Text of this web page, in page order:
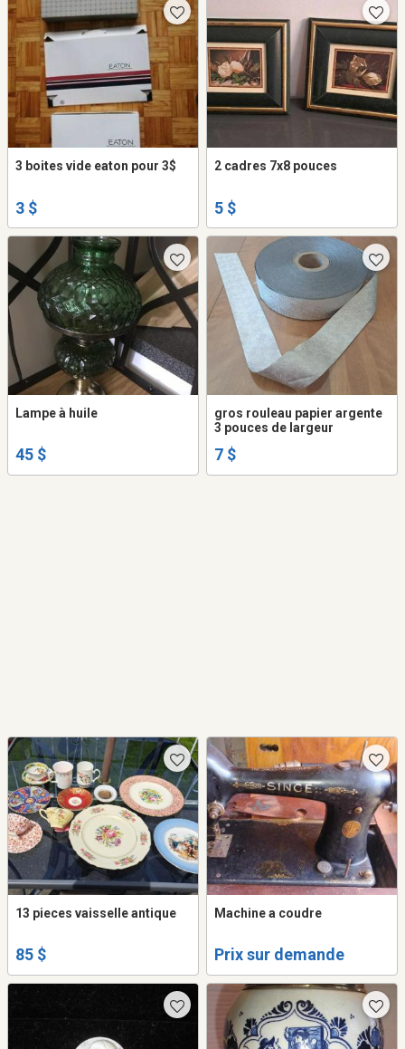
3 boites vide eaton pour 3$
3 $
2 cadres 7x8 pouces
5 $
Lampe à huile
45 $
gros rouleau papier argente
3 pouces de largeur
7 $
13 pieces vaisselle antique
85 $
Machine a coudre
Prix sur demande